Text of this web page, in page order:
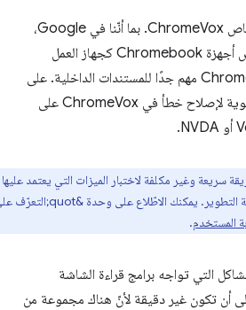
لا يستخدم الكثير من الأشخاص ChromeVox. بما أنّنا في Google،
يستخدم الكثير من الأشخاص أجهزة Chromebook كجهاز العمل
الأساسي، ما يعني أنّ ChromeVox مهم جدًا للمستندات الداخلية. على
سبيل المثال، قد نعطي الأولوية لإصلاح خطأ في ChromeVox على
وغير مكلفة لاختبار الميزات التي يعتمد عليها
المستخدمون وتحديد أولوياتها في عملية التطوير. يمكنك الاطّلاع على وحدة &quot;التعرّف على
.
تواجه برامج قراءة الشاشة
أن تكون غير دقيقة لأنّ هناك مجموعة من